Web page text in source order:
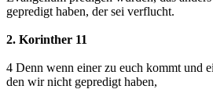
gepredigt haben, der sei verflucht.
2. Korinther 11
4 Denn wenn einer zu euch kommt und
den wir nicht gepredigt haben,